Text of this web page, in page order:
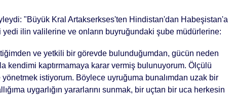
"Büyük Kral Artakserkses'ten Hindistan'dan Habeşistan'a
ilin valilerine ve onların buyruğundaki şube müdürle­rine:
ve yetkili bir görevde bulunduğumdan, gücün neden
kendimi kaptırmamaya karar vermiş bulunuyorum. Ölçülü
istiyorum. Böylece uyruğuma bunalımdan uzak bir
uygarlığın yararlarını sunmak, bir uçtan bir uca herke­sin